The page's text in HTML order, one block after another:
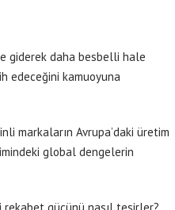
giderek daha besbelli hale
edeceğini kamuoyuna
markaların Avrupa’daki üretim
global dengelerin